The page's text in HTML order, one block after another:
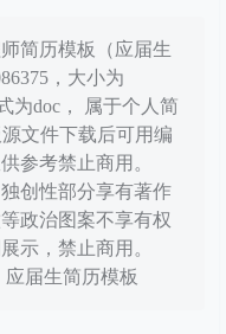
简历模板（应届生
，大小为
为doc， 属于个人简
文件下载后可用编
参考禁止商用。
创性部分享有著作
政治图案不享有权
示，禁止商用。
届生简历模板